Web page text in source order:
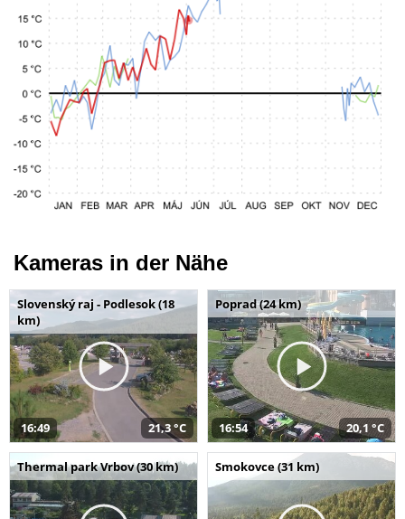
Kameras in der Nähe
Slovenský raj - Podlesok (18
km)
16:49 21,3 °C
Poprad (24 km)
16:54 20,1 °C
Thermal park Vrbov (30 km) Smokovce (31 km)